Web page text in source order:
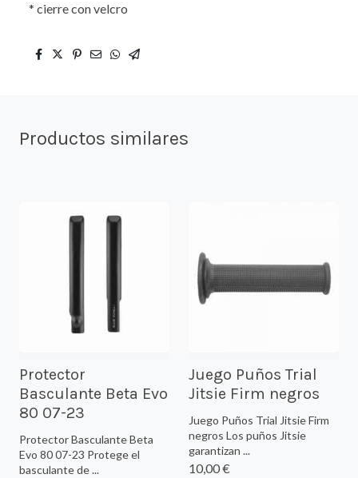
* cierre con velcro
Productos similares
Protector
Basculante Beta Evo
80 07-23
Protector Basculante Beta
Evo 80 07-23 Protege el
basculante de ...
Juego Puños Trial
Jitsie Firm negros
Juego Puños Trial Jitsie Firm
negros Los puños Jitsie
garantizan ...
10,00 €